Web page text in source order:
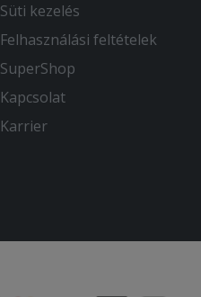
Süti kezelés
Felhasználási feltételek
SuperShop
Kapcsolat
Karrier